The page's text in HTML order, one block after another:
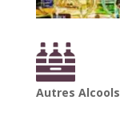
Autres Alcools